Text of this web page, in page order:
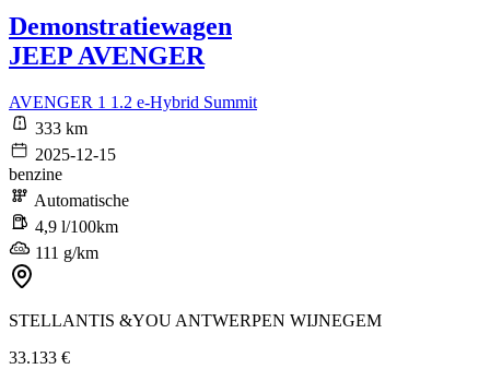
Demonstratiewagen
JEEP AVENGER
AVENGER 1 1.2 e-Hybrid Summit
333 km
2025-12-15
benzine
Automatische
4,9 l/100km
111 g/km
STELLANTIS &YOU ANTWERPEN WIJNEGEM
33.133 €